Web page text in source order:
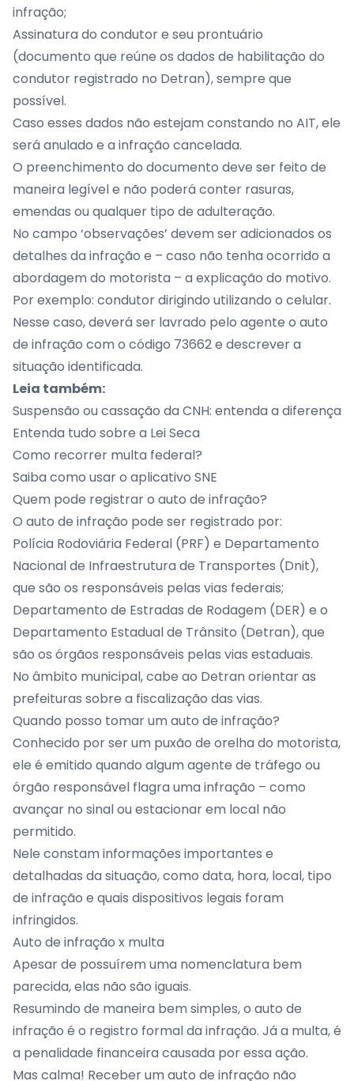
infração;
Assinatura do condutor e seu prontuário
(documento que reúne os dados de habilitação do
condutor registrado no Detran), sempre que
possível.
Caso esses dados não estejam constando no AIT, ele
será anulado e a infração cancelada.
O preenchimento do documento deve ser feito de
maneira legível e não poderá conter rasuras,
emendas ou qualquer tipo de adulteração.
No campo ‘observações’ devem ser adicionados os
detalhes da infração e – caso não tenha ocorrido a
abordagem do motorista – a explicação do motivo.
Por exemplo: condutor dirigindo utilizando o celular.
Nesse caso, deverá ser lavrado pelo agente o auto
de infração com o código 73662 e descrever a
situação identificada.
Leia também:
Suspensão ou cassação da CNH: entenda a diferença
Entenda tudo sobre a Lei Seca
Como recorrer multa federal?
Saiba como usar o aplicativo SNE
Quem pode registrar o auto de infração?
O auto de infração pode ser registrado por:
Polícia Rodoviária Federal (PRF) e Departamento
Nacional de Infraestrutura de Transportes (Dnit),
que são os responsáveis pelas vias federais;
Departamento de Estradas de Rodagem (DER) e o
Departamento Estadual de Trânsito (Detran), que
são os órgãos responsáveis pelas vias estaduais.
No âmbito municipal, cabe ao Detran orientar as
prefeituras sobre a fiscalização das vias.
Quando posso tomar um auto de infração?
Conhecido por ser um puxão de orelha do motorista,
ele é emitido quando algum agente de tráfego ou
órgão responsável flagra uma infração – como
avançar no sinal ou estacionar em local não
permitido.
Nele constam informações importantes e
detalhadas da situação, como data, hora, local, tipo
de infração e quais dispositivos legais foram
infringidos.
Auto de infração x multa
Apesar de possuírem uma nomenclatura bem
parecida, elas não são iguais.
Resumindo de maneira bem simples, o auto de
infração é o registro formal da infração. Já a multa, é
a penalidade financeira causada por essa ação.
Mas calma! Receber um auto de infração não